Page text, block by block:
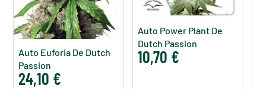
Auto Euforia De Dutch
Passion
24,10 €
Auto Power Plant De
Dutch Passion
10,70 €